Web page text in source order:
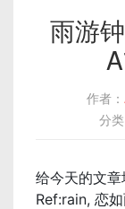
雨游
作者：
分类
给今天的文
Ref:rain, 恋